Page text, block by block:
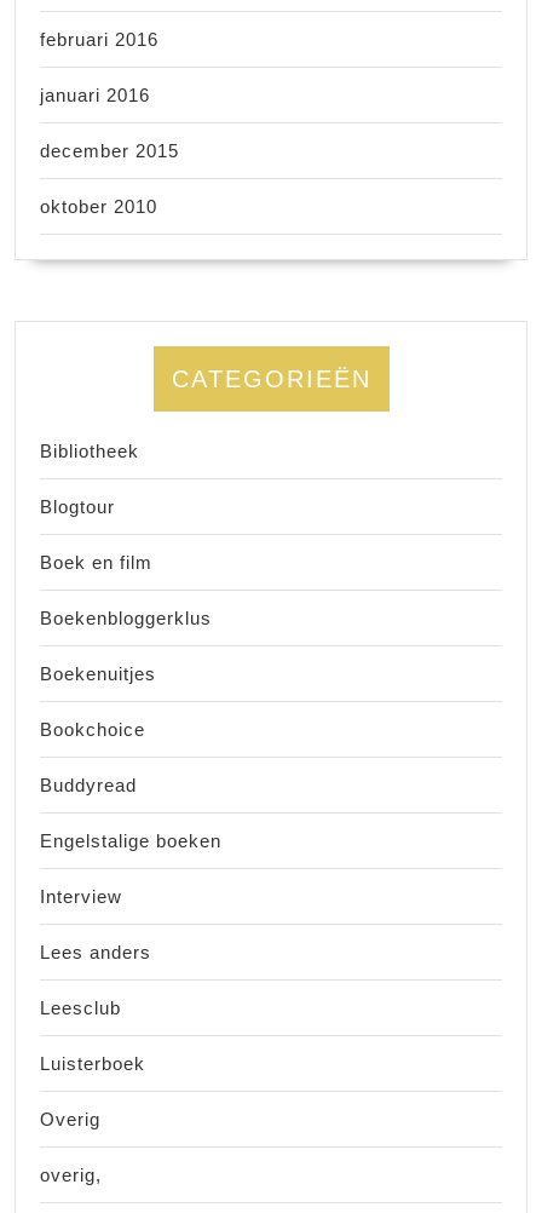
februari 2016
januari 2016
december 2015
oktober 2010
CATEGORIEËN
Bibliotheek
Blogtour
Boek en film
Boekenbloggerklus
Boekenuitjes
Bookchoice
Buddyread
Engelstalige boeken
Interview
Lees anders
Leesclub
Luisterboek
Overig
overig,